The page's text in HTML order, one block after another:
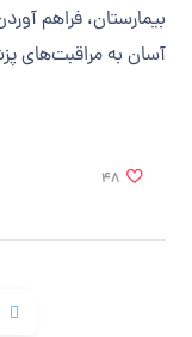
بیمارستان، فراهم
آسان به مراقبت‌های
48